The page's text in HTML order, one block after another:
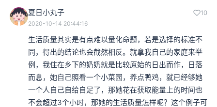
夏日小丸子 10
2020-10-14 20:44:16
生活质量其实是有点难以量化命题，若是选择的标准不
同，得出的结论也会截然相反。就拿我自己的家庭来举
例，我住在乡下的奶奶就是比较原始的日出而作，日落
而息，她自己照看一个小菜园，养点鸭鸡，就已经够她
一个人自己自给自足了，那她花在获取能量上的时间也
不会超过3个小时，那她的生活质量怎样呢？这个例子可